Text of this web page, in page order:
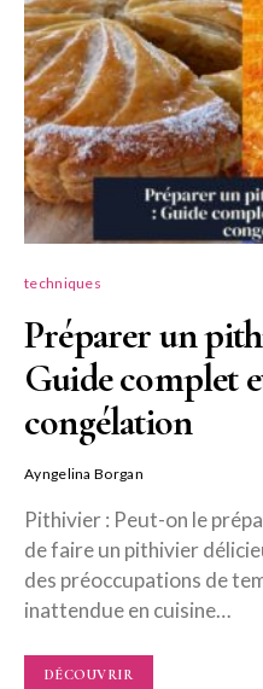
techniques
Préparer un
Guide complet
congélation
Ayngelina Borgan
Pithivier : Peut-on le
de faire un pithivier
des préoccupations de
inattendue en cuisine…
DÉCOUVRIR